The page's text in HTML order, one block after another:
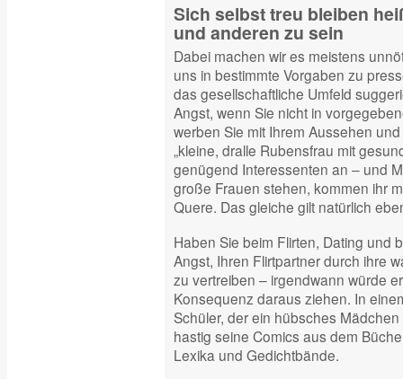
Sich selbst treu bleiben
und anderen zu sein
Dabei machen wir es meistens
uns in bestimmte Vorgaben zu
das gesellschaftliche Umfeld
Angst, wenn Sie nicht in
werben Sie mit Ihrem Aussehen
„kleine, dralle Rubensfrau mit
genügend Interessenten an – und
große Frauen stehen, kommen ihr
Quere. Das gleiche gilt natürlich
Haben Sie beim Flirten, Dating und
Angst, Ihren Flirtpartner durch ihre
zu vertreiben – irgendwann würde
Konsequenz daraus ziehen. In
Schüler, der ein hübsches
hastig seine Comics aus dem
Lexika und Gedichtbände.